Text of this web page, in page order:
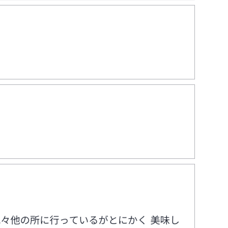
他の所に行っているがとにかく 美味し